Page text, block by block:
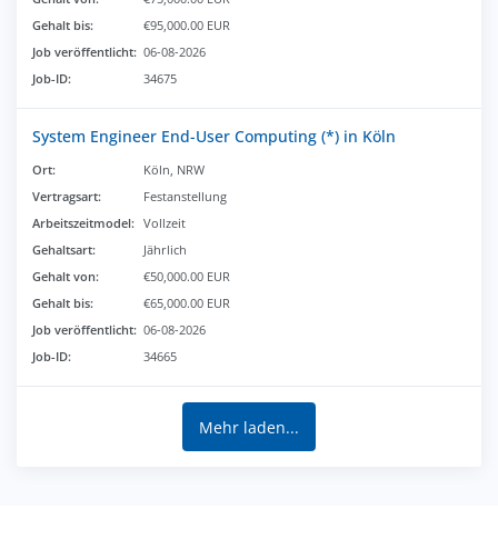
Gehalt bis:
€95,000.00 EUR
Job veröffentlicht: 06-08-2026
Job-ID:
34675
System Engineer End-User Computing (*) in Köln
Ort:
Köln, NRW
Vertragsart:
Festanstellung
Arbeitszeitmodel: Vollzeit
Gehaltsart:
Jährlich
Gehalt von:
€50,000.00 EUR
Gehalt bis:
€65,000.00 EUR
Job veröffentlicht: 06-08-2026
Job-ID:
34665
Mehr laden...